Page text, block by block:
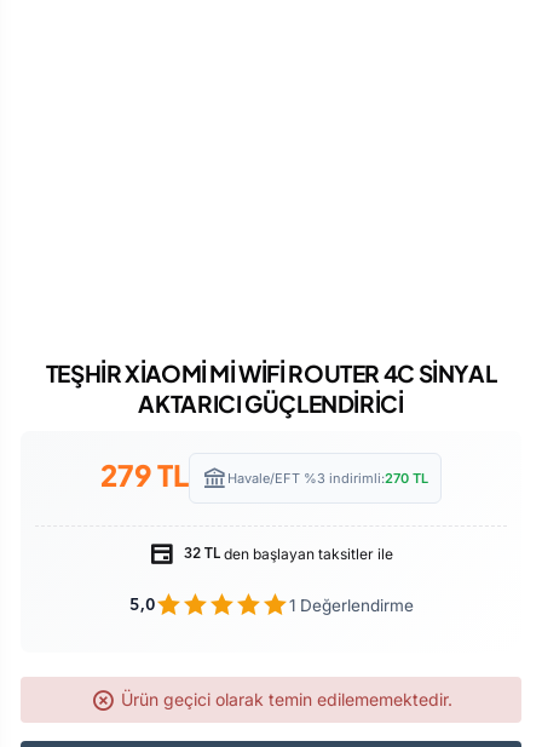
TEŞHİR XİAOMİ Mİ WİFİ ROUTER 4C SİNYAL
AKTARICI GÜÇLENDİRİCİ
279TL Havale/EFT %3 indirimli:270 TL
32 TL den başlayan taksitler ile
5,0 1 Değerlendirme
Ürün geçici olarak temin edilememektedir.